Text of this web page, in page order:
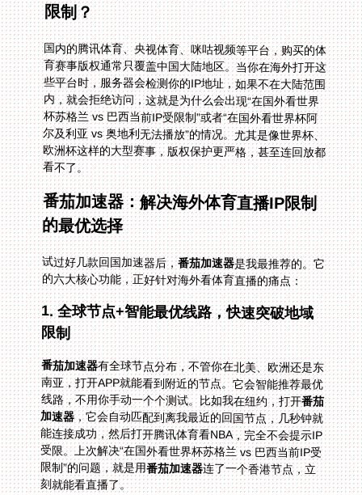
限制？
国内的腾讯体育、央视体育、咪咕视频等平台，购买的体
育赛事版权通常只覆盖中国大陆地区。当你在海外打开这
些平台时，服务器会检测你的IP地址，如果不在大陆范围
内，就会拒绝访问，这就是为什么会出现“在国外看世界
杯苏格兰 vs 巴西当前IP受限制”或者“在国外看世界杯阿
尔及利亚 vs 奥地利无法播放”的情况。尤其是像世界杯、
欧洲杯这样的大型赛事，版权保护更严格，甚至连回放都
看不了。
番茄加速器：解决海外体育直播IP限制
的最优选择
试过好几款回国加速器后，番茄加速器是我最推荐的。它
的六大核心功能，正好针对海外看体育直播的痛点：
1. 全球节点+智能最优线路，快速突破地域
限制
番茄加速器有全球节点分布，不管你在北美、欧洲还是东
南亚，打开APP就能看到附近的节点。它会智能推荐最优
线路，不用你手动一个个测试。比如我在纽约，打开番茄
加速器，它会自动匹配到离我最近的回国节点，几秒钟就
能连接成功，然后打开腾讯体育看NBA，完全不会提示IP
受限。上次解决“在国外看世界杯苏格兰 vs 巴西当前IP受
限制”的问题，就是用番茄加速器连了一个香港节点，立
刻就能看直播了。